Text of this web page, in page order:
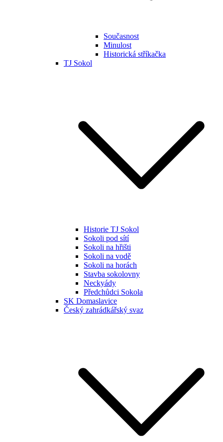
Současnost
Minulost
Historická stříkačka
TJ Sokol
Historie TJ Sokol
Sokoli pod sítí
Sokoli na hřišti
Sokoli na vodě
Sokoli na horách
Stavba sokolovny
Neckyády
Předchůdci Sokola
SK Domaslavice
Český zahrádkářský svaz